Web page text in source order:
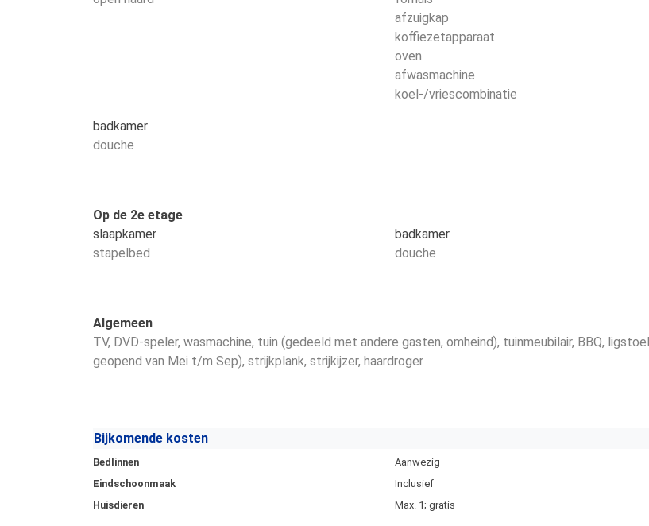
afzuigkap
koffiezetapparaat
oven
afwasmachine
koel-/vriescombinatie
badkamer
douche
Op de 2e etage
slaapkamer
stapelbed
badkamer
douche
Algemeen
TV, DVD-speler, wasmachine, tuin (gedeeld met andere gasten, omheind), tuinmeubilair, BBQ,
geopend van Mei t/m Sep), strijkplank, strijkijzer, haardroger
Bijkomende kosten
Bedlinnen
Aanwezig
Eindschoonmaak
Inclusief
Huisdieren
Max. 1; gratis